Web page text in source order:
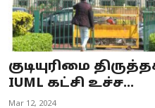
குடியுரிமை
IUML கட்சி உச்ச...
Mar 12, 2024